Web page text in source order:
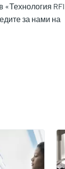
за нами на